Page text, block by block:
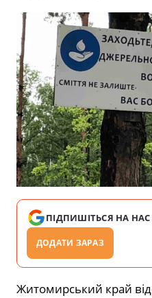
ПІДПИШІТЬСЯ НА НАС
ДОДАТИ ЗАРАЗ
Житомирський край